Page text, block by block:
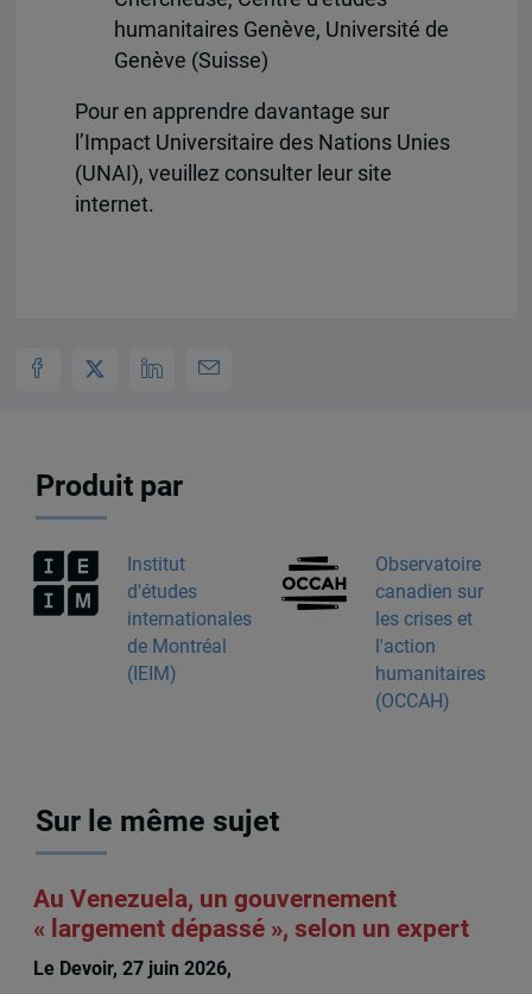
humanitaires Genève, Université de
Genève (Suisse)
Pour en apprendre davantage sur
l’Impact Universitaire des Nations Unies
(UNAI), veuillez consulter leur site
internet.
Produit par
Institut
d'études
internationales
de Montréal
(IEIM)
Observatoire
canadien sur
les crises et
l'action
humanitaires
(OCCAH)
Sur le même sujet
Au Venezuela, un gouvernement
« largement dépassé », selon un expert
Le Devoir, 27 juin 2026,